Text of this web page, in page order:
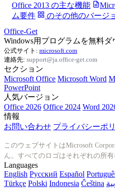
Office 2013 の主な機能
ム要件
のその他のバージ
Office-Get
Windows用プログラムを無料ダ
公式サイト: microsoft.com
連絡先: support@ja.office-get.com
セクション
Microsoft Office Microsoft Word
PowerPoint
人気バージョン
Office 2026 Office 2024 Word
情報
お問い合わせ プライバシーポ
このウェブサイトはMicrosoft
ん。すべてのロゴはそれぞれの所有
Languages
English Русский Español
Türkçe Polski Indonesia Čeština